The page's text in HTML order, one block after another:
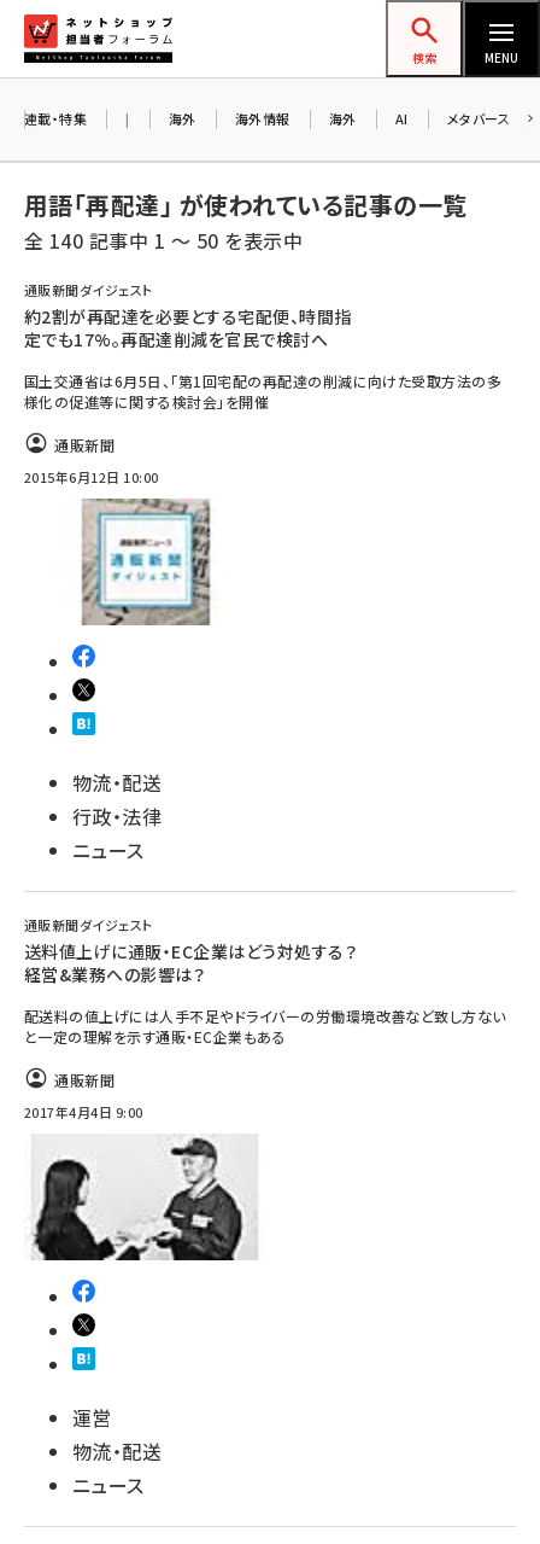
ン
ネットショップ担当者フォーラム
検索 MENU
yahoo (1905)
ecbeing (1210)
アスクル (1122)
base (1079)
ビィ・フォアード (776)
revico (744)
連載・特集 | 海外 海外情報 海外 AI メタバース
用語「再配達」 が使われている記事の一覧
全 140 記事中 1 ～ 50 を表示中
通販新聞ダイジェスト
約2割が再配達を必要とする宅配便、時間指
定でも17%。再配達削減を官民で検討へ
国土交通省は6月5日、「第1回宅配の再配達の削減に向けた受取方法の多
様化の促進等に関する検討会」を開催
通販新聞
2015年6月12日 10:00
物流・配送
行政・法律
ニュース
通販新聞ダイジェスト
送料値上げに通販・EC企業はどう対処する？
経営&業務への影響は？
配送料の値上げには人手不足やドライバーの労働環境改善など致し方ない
と一定の理解を示す通販・EC企業もある
通販新聞
2017年4月4日 9:00
運営
物流・配送
ニュース
AIが買い物を代行する時代に打つべき「次の
一手」とは？ アルペン、オイシックス、元UA責
任者が登壇のリアルECセミナー（8/26＠東
京）【交流会も実施】
8/26（水）、東京・四谷で開催。登壇者・聴講
者と交流できる交流会も実施します。すべて
の講演を無料で聴講できます！
参加登録はこちら↑